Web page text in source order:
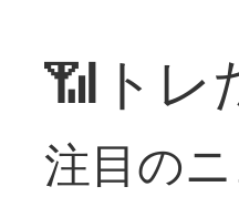
📶トレ
注目の